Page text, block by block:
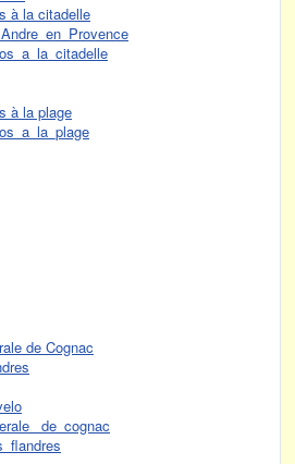
à la citadelle
à la plage
de Cognac
de_cognac